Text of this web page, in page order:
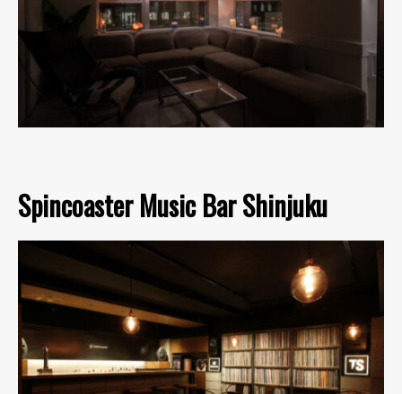
Spincoaster Music Bar Shinjuku